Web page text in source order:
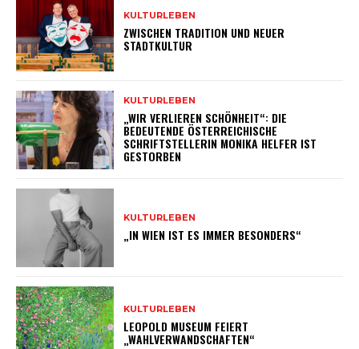
KULTURLEBEN
ZWISCHEN TRADITION UND NEUER
STADTKULTUR
KULTURLEBEN
„WIR VERLIEREN SCHÖNHEIT“: DIE
BEDEUTENDE ÖSTERREICHISCHE
SCHRIFTSTELLERIN MONIKA HELFER IST
GESTORBEN
KULTURLEBEN
„IN WIEN IST ES IMMER BESONDERS“
KULTURLEBEN
LEOPOLD MUSEUM FEIERT
„WAHLVERWANDSCHAFTEN“